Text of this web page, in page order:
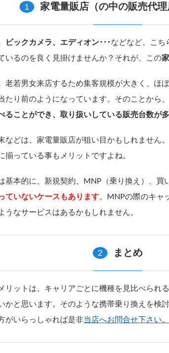
1 家電量販店（の中の販売代理
ビックカメラ、エディオン･･･などなど、こち
いるのを良く見掛けませんか？それが、この
老若男女来店するため集客規模が大きく、ほ
たり前のようになっています。そのことから
ることができ、取り扱いしている販売台数が
などは、家電量販店が狙い目かもしれません
揃っている事もメリットですよね。
基本的に、新規契約、MNP（乗り換え）、買
ていないケースもあります。MNPの際のキャ
うなサービスはあるかもしれません。
2 まとめ
リットは、キャリアごとに機種を見比べられ
かと思います。そのような携帯乗り換えを検
がいらっしゃれば是非当店へお問合せ下さい。